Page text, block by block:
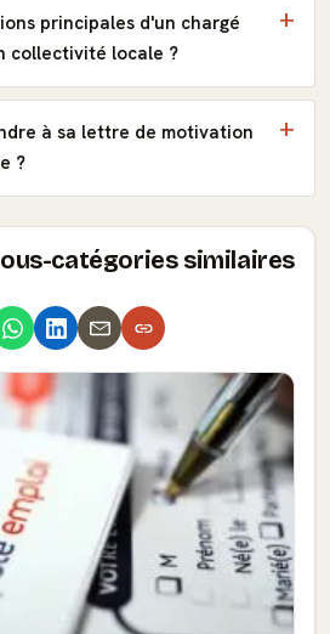
principales d'un chargé
collectivité locale ?
à sa lettre de motivation
?
catégories similaires